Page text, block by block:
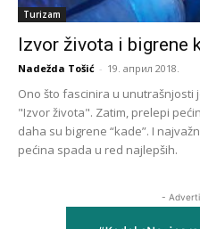
Turizam
Izvor života i bigrene
Nadežda Tošić - 19. април 2018.
Ono što fascinira u unutrašnjosti
"Izvor života". Zatim, prelepi
daha su bigrene “kade”. I
pećina spada u red najlepših.
-